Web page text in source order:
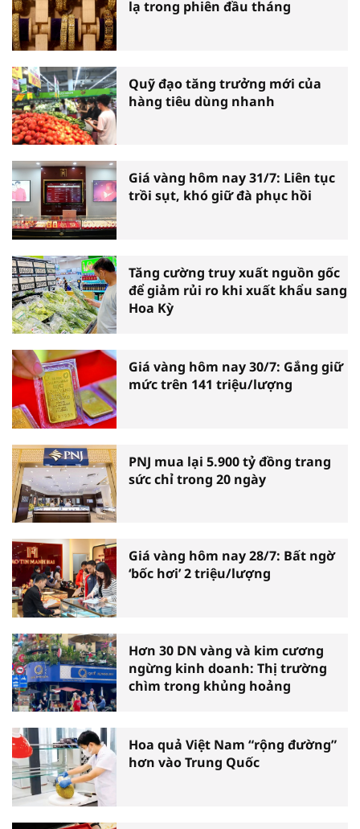
lạ trong phiên đầu tháng
Quỹ đạo tăng trưởng mới của
hàng tiêu dùng nhanh
Giá vàng hôm nay 31/7: Liên tục
trồi sụt, khó giữ đà phục hồi
Tăng cường truy xuất nguồn gốc
để giảm rủi ro khi xuất khẩu sang
Hoa Kỳ
Giá vàng hôm nay 30/7: Gắng giữ
mức trên 141 triệu/lượng
PNJ mua lại 5.900 tỷ đồng trang
sức chỉ trong 20 ngày
Giá vàng hôm nay 28/7: Bất ngờ
‘bốc hơi’ 2 triệu/lượng
Hơn 30 DN vàng và kim cương
ngừng kinh doanh: Thị trường
chìm trong khủng hoảng
Hoa quả Việt Nam “rộng đường”
hơn vào Trung Quốc